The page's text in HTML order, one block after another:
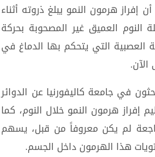
إفراز هرمون النمو يبلغ ذروته أثناء
النوم العميق غير المصحوبة بحركة
العصبية التي يتحكم بها الدماغ في
في جامعة كاليفورنيا عن الدوائر
إفراز هرمون النمو خلال النوم، كما
لم يكن معروفاً من قبل، يسهم
هذا الهرمون داخل الجسم.